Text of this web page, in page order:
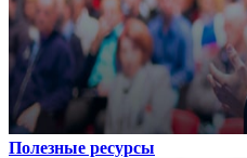
Полезные ресурсы